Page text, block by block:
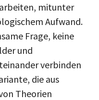
mitunter
Aufwand.
Frage, keine
und
verbinden
die aus
Theorien